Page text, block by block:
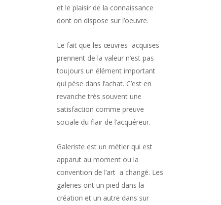
et le plaisir de la connaissance
dont on dispose sur l’oeuvre.
Le fait que les œuvres acquises
prennent de la valeur n’est pas
toujours un élément important
qui pèse dans l’achat. C’est en
revanche très souvent une
satisfaction comme preuve
sociale du flair de l’acquéreur.
Galeriste est un métier qui est
apparut au moment ou la
convention de l’art a changé. Les
galeries ont un pied dans la
création et un autre dans sur